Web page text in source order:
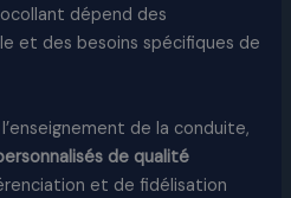
dépend des
et des besoins spécifiques de
de la conduite,
de qualité
et de fidélisation